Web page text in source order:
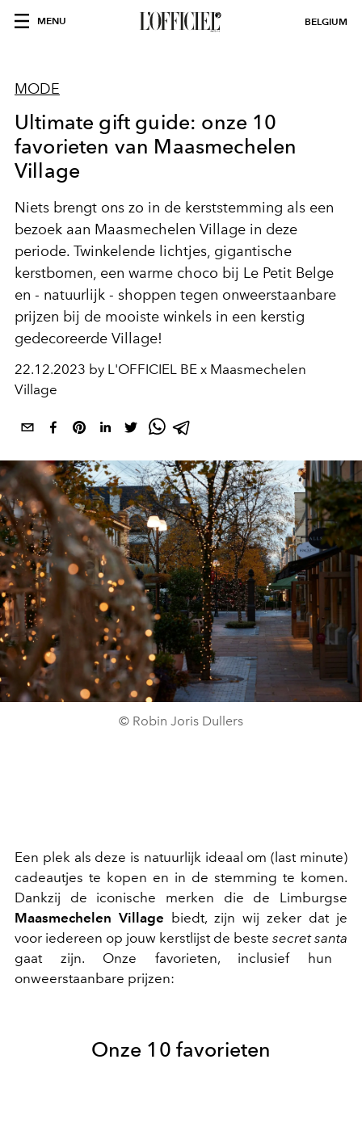
MENU BELGIUM
MODE
Ultimate gift guide: onze 10
favorieten van Maasmechelen
Village
Niets brengt ons zo in de kerststemming als een
bezoek aan Maasmechelen Village in deze
periode. Twinkelende lichtjes, gigantische
kerstbomen, een warme choco bij Le Petit Belge
en - natuurlijk - shoppen tegen onweerstaanbare
prijzen bij de mooiste winkels in een kerstig
gedecoreerde Village!
22.12.2023 by L'OFFICIEL BE x Maasmechelen
Village
© Robin Joris Dullers
Een plek als deze is natuurlijk ideaal om (last minute)
cadeautjes te kopen en in de stemming te komen.
Dankzij de iconische merken die de Limburgse
Maasmechelen Village biedt, zijn wij zeker dat je
voor iedereen op jouw kerstlijst de beste secret santa
gaat zijn. Onze favorieten, inclusief hun
onweerstaanbare prijzen:
Onze 10 favorieten